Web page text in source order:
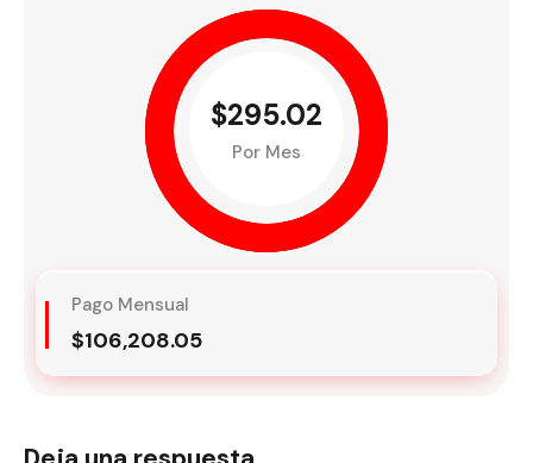
$295.02
Por Mes
Pago Mensual
$106,208.05